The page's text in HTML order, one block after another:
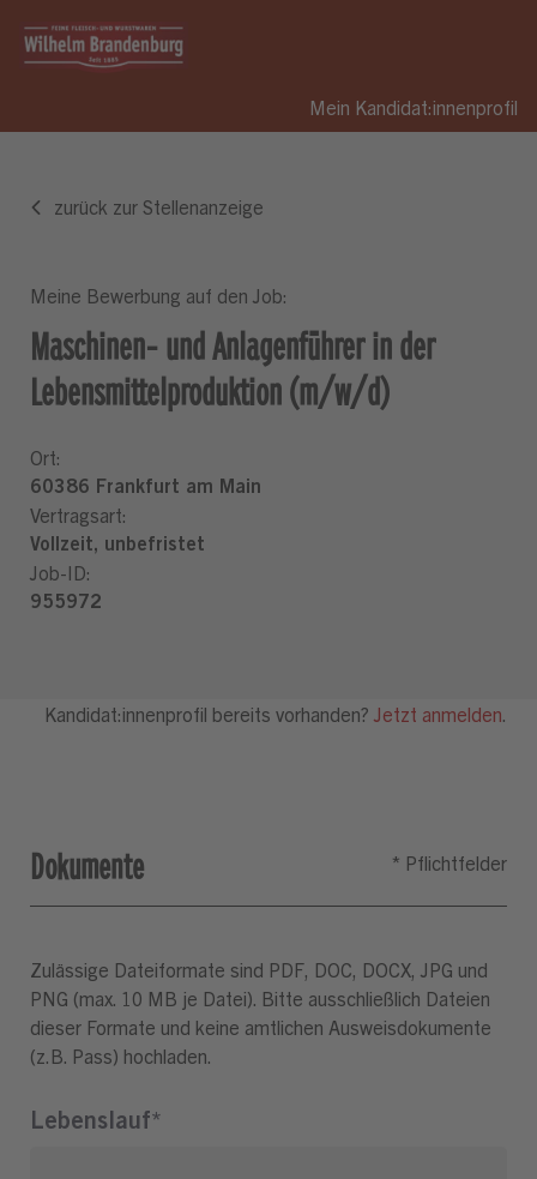
Mein Kandidat:innenprofil
Dokumente
Zulässige Dateiformate sind PDF, DOC, DOCX, JPG und
PNG (max. 10 MB je Datei). Bitte ausschließlich Dateien
dieser Formate und keine amtlichen Ausweisdokumente
(z.B. Pass) hochladen.